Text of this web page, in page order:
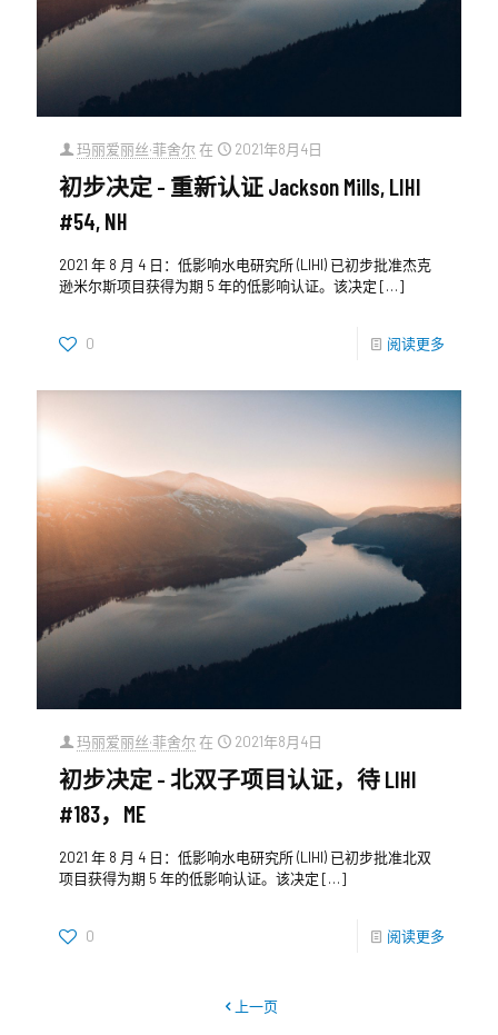
玛丽爱丽丝·菲舍尔 在 2021年8月4日
初步决定 - 重新认证 Jackson Mills, LIHI
#54, NH
2021 年 8 月 4 日：低影响水电研究所 (LIHI) 已初步批准杰克
逊米尔斯项目获得为期 5 年的低影响认证。该决定 […]
0 阅读更多
玛丽爱丽丝·菲舍尔 在 2021年8月4日
初步决定 - 北双子项目认证，待 LIHI
#183，ME
2021 年 8 月 4 日：低影响水电研究所 (LIHI) 已初步批准北双
项目获得为期 5 年的低影响认证。该决定 […]
0 阅读更多
上一页